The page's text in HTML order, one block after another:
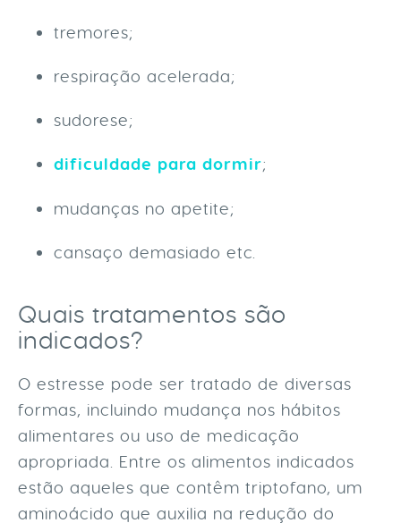
tremores;
respiração acelerada;
sudorese;
dificuldade para dormir;
mudanças no apetite;
cansaço demasiado etc.
Quais tratamentos são
indicados?
O estresse pode ser tratado de diversas
formas, incluindo mudança nos hábitos
alimentares ou uso de medicação
apropriada. Entre os alimentos indicados
estão aqueles que contêm triptofano, um
aminoácido que auxilia na redução do